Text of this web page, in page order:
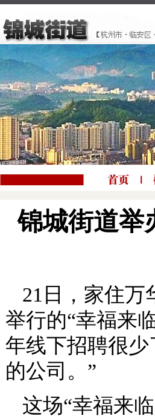
锦城街道举
21日，家住万
举行的“幸福来
年线下招聘很
的公司。”
这场“幸福来